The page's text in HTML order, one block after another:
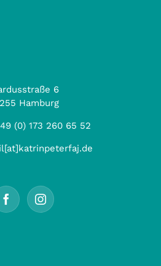
6
Hamburg
(0) 173 260 65 52